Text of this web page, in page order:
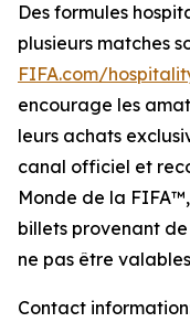
Des formules
plusieurs matches
FIFA.com/
encourage les
leurs achats
canal officiel et
Monde de la
billets provenant
ne pas être
Contact